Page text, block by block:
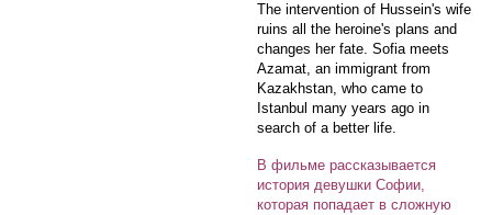
The intervention of Hussein's wife
ruins all the heroine's plans and
changes her fate. Sofia meets
Azamat, an immigrant from
Kazakhstan, who came to
Istanbul many years ago in
search of a better life.
В фильме рассказывается
история девушки Софии,
которая попадает в сложную